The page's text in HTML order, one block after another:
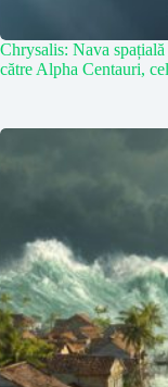
Chrysalis: Nava
către Alpha Centauri,